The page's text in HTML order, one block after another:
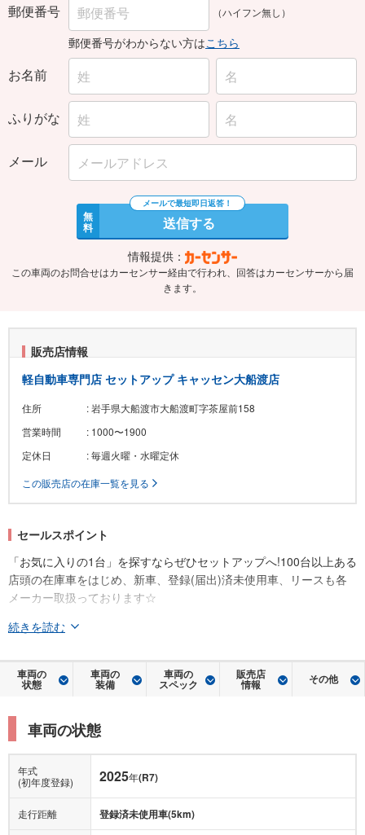
郵便番号 （ハイフン無し）
郵便番号がわからない方はこちら
お名前
ふりがな
メール
無
料 送信する
情報提供：
この車両のお問合せはカーセンサー経由で行われ、回答はカーセンサーから届
きます。
販売店情報
軽自動車専門店 セットアップ キャッセン大船渡店
住所
: 岩手県大船渡市大船渡町字茶屋前158
営業時間
: 1000〜1900
定休日
: 毎週火曜・水曜定休
この販売店の在庫一覧を見る
セールスポイント
「お気に入りの1台」を探すならぜひセットアップへ!100台以上ある
店頭の在庫車をはじめ、新車、登録(届出)済未使用車、リースも各
メーカー取扱っております☆
続きを読む
車両の
状態
車両の
装備
車両の
スペック
販売店
情報 その他
車両の状態
年式
(初年度登録)
2025年(R7)
走行距離 登録済未使用車(5km)